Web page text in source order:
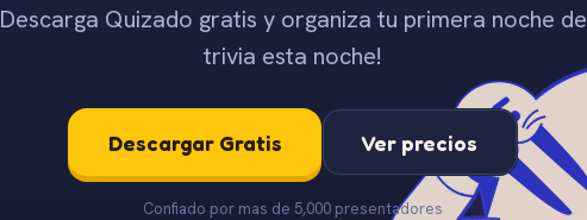
Descarga Quizado gratis y organiza tu primera noche de
trivia esta noche!
Descargar Gratis Ver precios
Confiado por mas de 5,000 presentadores